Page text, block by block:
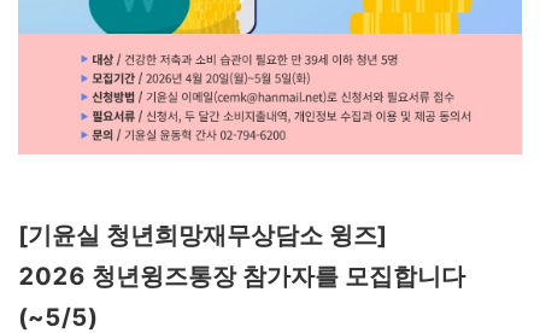
[기윤실 청년희망재무상담소 윙즈]
2026 청년윙즈통장 참가자를 모집합니다
(~5/5)